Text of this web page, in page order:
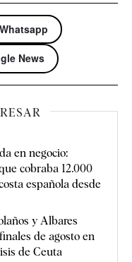
News
en negocio:
cobraba 12.000
española desde
y Albares
de agosto en
de Ceuta